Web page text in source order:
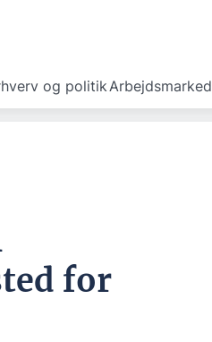
og politikArbejdsmarked
for